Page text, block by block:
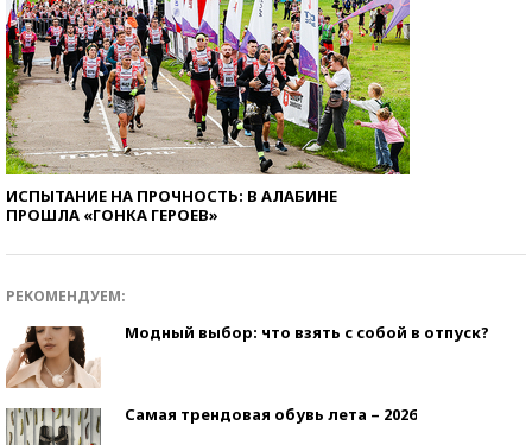
ИСПЫТАНИЕ НА ПРОЧНОСТЬ: В АЛАБИНЕ
ПРОШЛА «ГОНКА ГЕРОЕВ»
РЕКОМЕНДУЕМ:
Модный выбор: что взять с собой в отпуск?
Самая трендовая обувь лета – 2026